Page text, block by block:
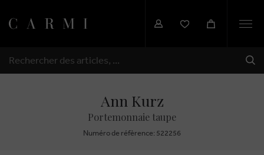
RECHERCHER
Ann Kurz
Portemonnaie taupe
Numéro de réfèrence: 522256